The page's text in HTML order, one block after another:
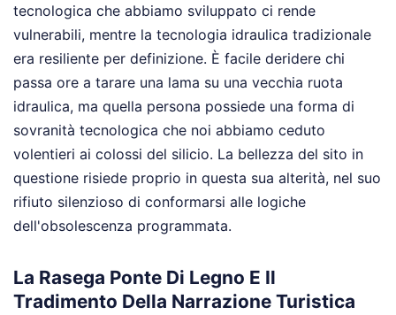
tecnologica che abbiamo sviluppato ci rende
vulnerabili, mentre la tecnologia idraulica tradizionale
era resiliente per definizione. È facile deridere chi
passa ore a tarare una lama su una vecchia ruota
idraulica, ma quella persona possiede una forma di
sovranità tecnologica che noi abbiamo ceduto
volentieri ai colossi del silicio. La bellezza del sito in
questione risiede proprio in questa sua alterità, nel suo
rifiuto silenzioso di conformarsi alle logiche
dell'obsolescenza programmata.
La Rasega Ponte Di Legno E Il
Tradimento Della Narrazione Turistica